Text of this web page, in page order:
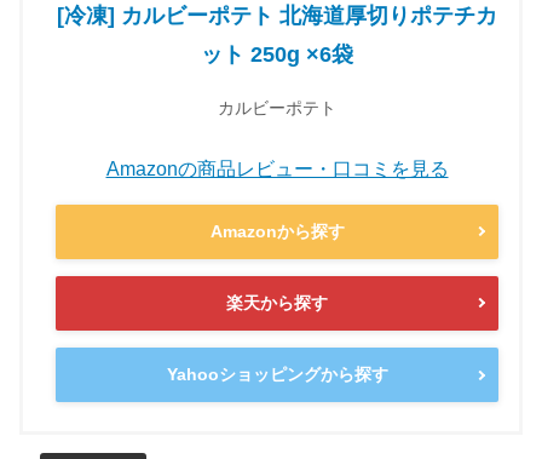
[冷凍] カルビーポテト 北海道厚切りポテチカ
ット 250g ×6袋
カルビーポテト
Amazonの商品レビュー・口コミを見る
Amazonから探す
楽天から探す
Yahooショッピングから探す